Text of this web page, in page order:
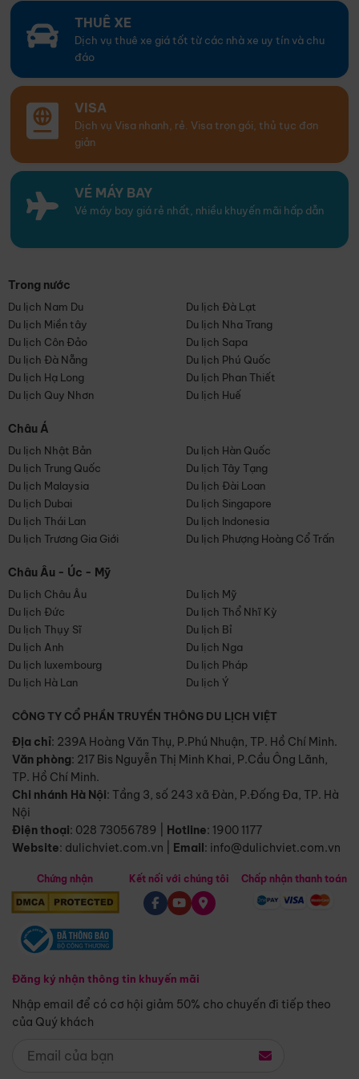
THUÊ XE
Dịch vụ thuê xe giá tốt từ các nhà xe uy tín và chu
đáo
VISA
Dịch vụ Visa nhanh, rẻ. Visa trọn gói, thủ tục đơn
giản
VÉ MÁY BAY
Vé máy bay giá rẻ nhất, nhiều khuyến mãi hấp dẫn
Trong nước
Du lịch Nam Du
Du lịch Đà Lạt
Du lịch Miền tây
Du lịch Nha Trang
Du lịch Côn Đảo
Du lịch Sapa
Du lịch Đà Nẵng
Du lịch Phú Quốc
Du lịch Hạ Long
Du lịch Phan Thiết
Du lịch Quy Nhơn
Du lịch Huế
Châu Á
Du lịch Nhật Bản
Du lịch Hàn Quốc
Du lịch Trung Quốc
Du lịch Tây Tạng
Du lịch Malaysia
Du lịch Đài Loan
Du lịch Dubai
Du lịch Singapore
Du lịch Thái Lan
Du lịch Indonesia
Du lịch Trương Gia Giới
Du lịch Phượng Hoàng Cổ Trấn
Châu Âu - Úc - Mỹ
Du lịch Châu Âu
Du lịch Mỹ
Du lịch Đức
Du lịch Thổ Nhĩ Kỳ
Du lịch Thụy Sĩ
Du lịch Bỉ
Du lịch Anh
Du lịch Nga
Du lịch luxembourg
Du lịch Pháp
Du lịch Hà Lan
Du lịch Ý
CÔNG TY CỔ PHẦN TRUYỀN THÔNG DU LỊCH VIỆT
Địa chỉ: 239A Hoàng Văn Thụ, P.Phú Nhuận, TP. Hồ Chí Minh.
Văn phòng: 217 Bis Nguyễn Thị Minh Khai, P.Cầu Ông Lãnh,
TP. Hồ Chí Minh.
Chi nhánh Hà Nội: Tầng 3, số 243 xã Đàn, P.Đống Đa, TP. Hà
Nội
Điện thoại: 028 73056789 Hotline: 1900 1177
Website: dulichviet.com.vn Email: info@dulichviet.com.vn
Chứng nhận
Đăng ký nhận thông tin khuyến mãi
Nhập email để có cơ hội giảm 50% cho chuyến đi tiếp theo
của Quý khách
Kết nối với chúng tôi Chấp nhận thanh toán